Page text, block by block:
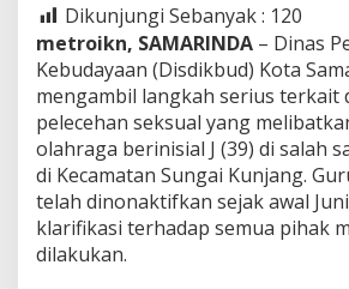
Dikunjungi Sebanyak : 120
metroikn, SAMARINDA – Dinas
Kebudayaan (Disdikbud) Kota
mengambil langkah serius terkait
pelecehan seksual yang
olahraga berinisial J (39) di salah
di Kecamatan Sungai Kunjang.
telah dinonaktifkan sejak awal
klarifikasi terhadap semua pihak
dilakukan.